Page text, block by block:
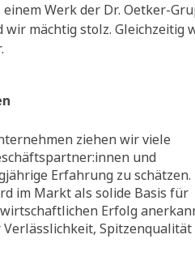
Werk der Dr. Oetker-
wir mächtig stolz.
ziehen wir viele
und
Erfahrung zu schätzen.
im Markt als solide Basis für
Erfolg
Spitzenqualität